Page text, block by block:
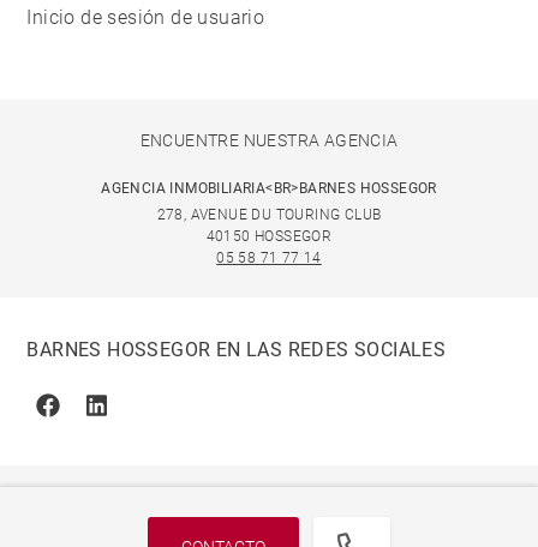
Inicio de sesión de usuario
ENCUENTRE NUESTRA AGENCIA
AGENCIA INMOBILIARIA<BR>BARNES HOSSEGOR
278, AVENUE DU TOURING CLUB
40150 HOSSEGOR
05 58 71 77 14
BARNES HOSSEGOR EN LAS REDES SOCIALES
FacebookLinkedin